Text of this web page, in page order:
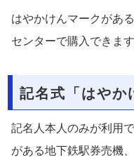
はやかけんマークがあ
センターで購入できます
記名式「はやか
記名人本人のみが利用
がある地下鉄駅券売機